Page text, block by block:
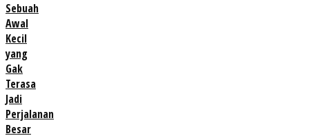
Sebuah
Awal
Kecil
yang
Gak
Terasa
Jadi
Perjalanan
Besar